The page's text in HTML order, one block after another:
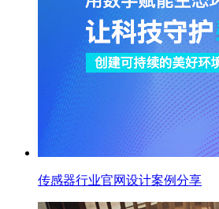
传感器行业官网设计案例分享